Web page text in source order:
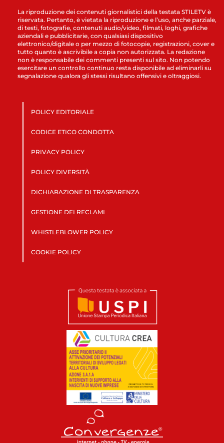
La riproduzione dei contenuti giornalistici della testata STILETV è
riservata. Pertanto, è vietata la riproduzione e l’uso, anche parziale,
di testi, fotografie, contenuti audio/video, filmati, loghi, grafiche
aziendali e pubblicitarie, con qualsiasi dispositivo
elettronico/digitale o per mezzo di fotocopie, registrazioni, cover e
tutto quanto è ascrivibile a copia non autorizzata. La redazione
non è responsabile dei commenti presenti sul sito. Non potendo
esercitare un controllo continuo resta disponibile ad eliminarli su
segnalazione qualora gli stessi risultano offensivi e oltraggiosi.
POLICY EDITORIALE
CODICE ETICO CONDOTTA
PRIVACY POLICY
POLICY DIVERSITÀ
DICHIARAZIONE DI TRASPARENZA
GESTIONE DEI RECLAMI
WHISTLEBLOWER POLICY
COOKIE POLICY